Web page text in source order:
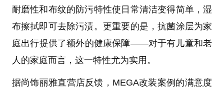
耐磨性和布纹的防污特性使日常清洁变得简单，湿
布擦拭即可去除污渍。更重要的是，抗菌涂层为家
庭出行提供了额外的健康保障——对于有儿童和老
人的家庭而言，这一特性尤为实用。
据尚饰丽雅直营店反馈，MEGA改装案例的满意度